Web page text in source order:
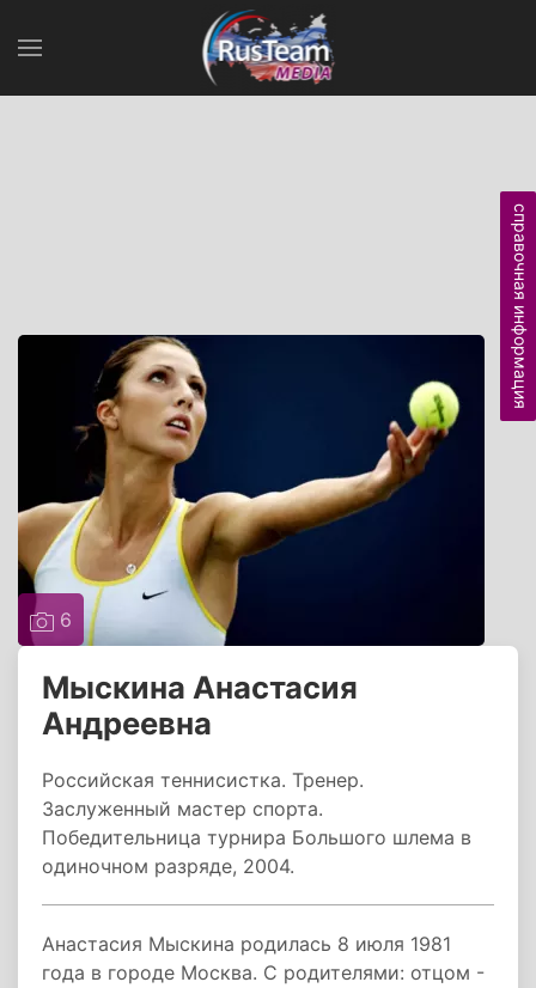
6
Мыскина Анастасия
Андреевна
Российская теннисистка. Тренер.
Заслуженный мастер спорта.
Победительница турнира Большого шлема в
одиночном разряде, 2004.
Анастасия Мыскина родилась 8 июля 1981
года в городе Москва. С родителями: отцом -
справочная информация